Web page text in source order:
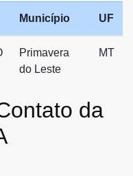
Município UF
Primavera
do Leste
MT
da